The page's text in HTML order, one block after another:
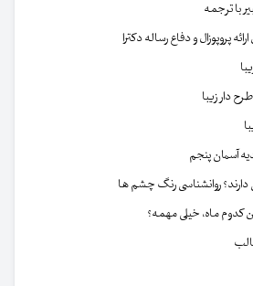
با ترجمه
پروپوزال و دفاع رساله دکترا
دار زیبا
آسمان پنجم
روانشناسی رنگ چشم ها
کدوم ماه، خیلی مهمه؟